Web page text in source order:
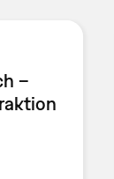
–